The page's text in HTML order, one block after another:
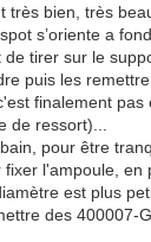
très bien, très
s’oriente a
tirer sur le
puis les
finalement
de ressort)...
pour être
l'ampoule,
est plus
des 400007-